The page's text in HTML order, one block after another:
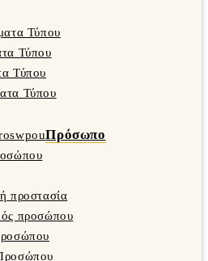
Τύπου
Τύπου
Τύπου
Τύπου
Πρόσωπο
προστασία
προσώπου